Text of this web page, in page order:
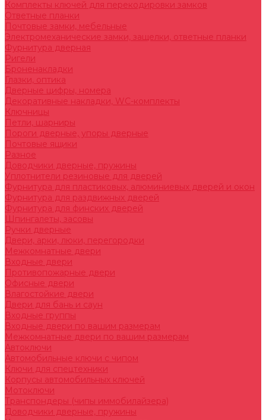
Комплекты ключей для перекодировки замков
Ответные планки
Почтовые замки, мебельные
Электромеханические замки, защелки, ответные планки
Фурнитура дверная
Ригели
Броненакладки
Глазки, оптика
Дверные цифры, номера
Декоративные накладки, WC-комплекты
Ключницы
Петли, шарниры
Пороги дверные, упоры дверные
Почтовые ящики
Разное
Доводчики дверные, пружины
Уплотнители резиновые для дверей
Фурнитура для пластиковых, алюминиевых дверей и окон
Фурнитура для раздвижных дверей
Фурнитура для финских дверей
Шпингалеты, засовы
Ручки дверные
Двери, арки, люки, перегородки
Межкомнатные двери
Входные двери
Противопожарные двери
Офисные двери
Влагостойкие двери
Двери для бань и саун
Входные группы
Входные двери по вашим размерам
Межкомнатные двери по вашим размерам
Автоключи
Автомобильные ключи с чипом
Ключи для спецтехники
Корпусы автомобильных ключей
Мотоключи
Транспондеры (чипы иммобилайзера)
Доводчики дверные, пружины